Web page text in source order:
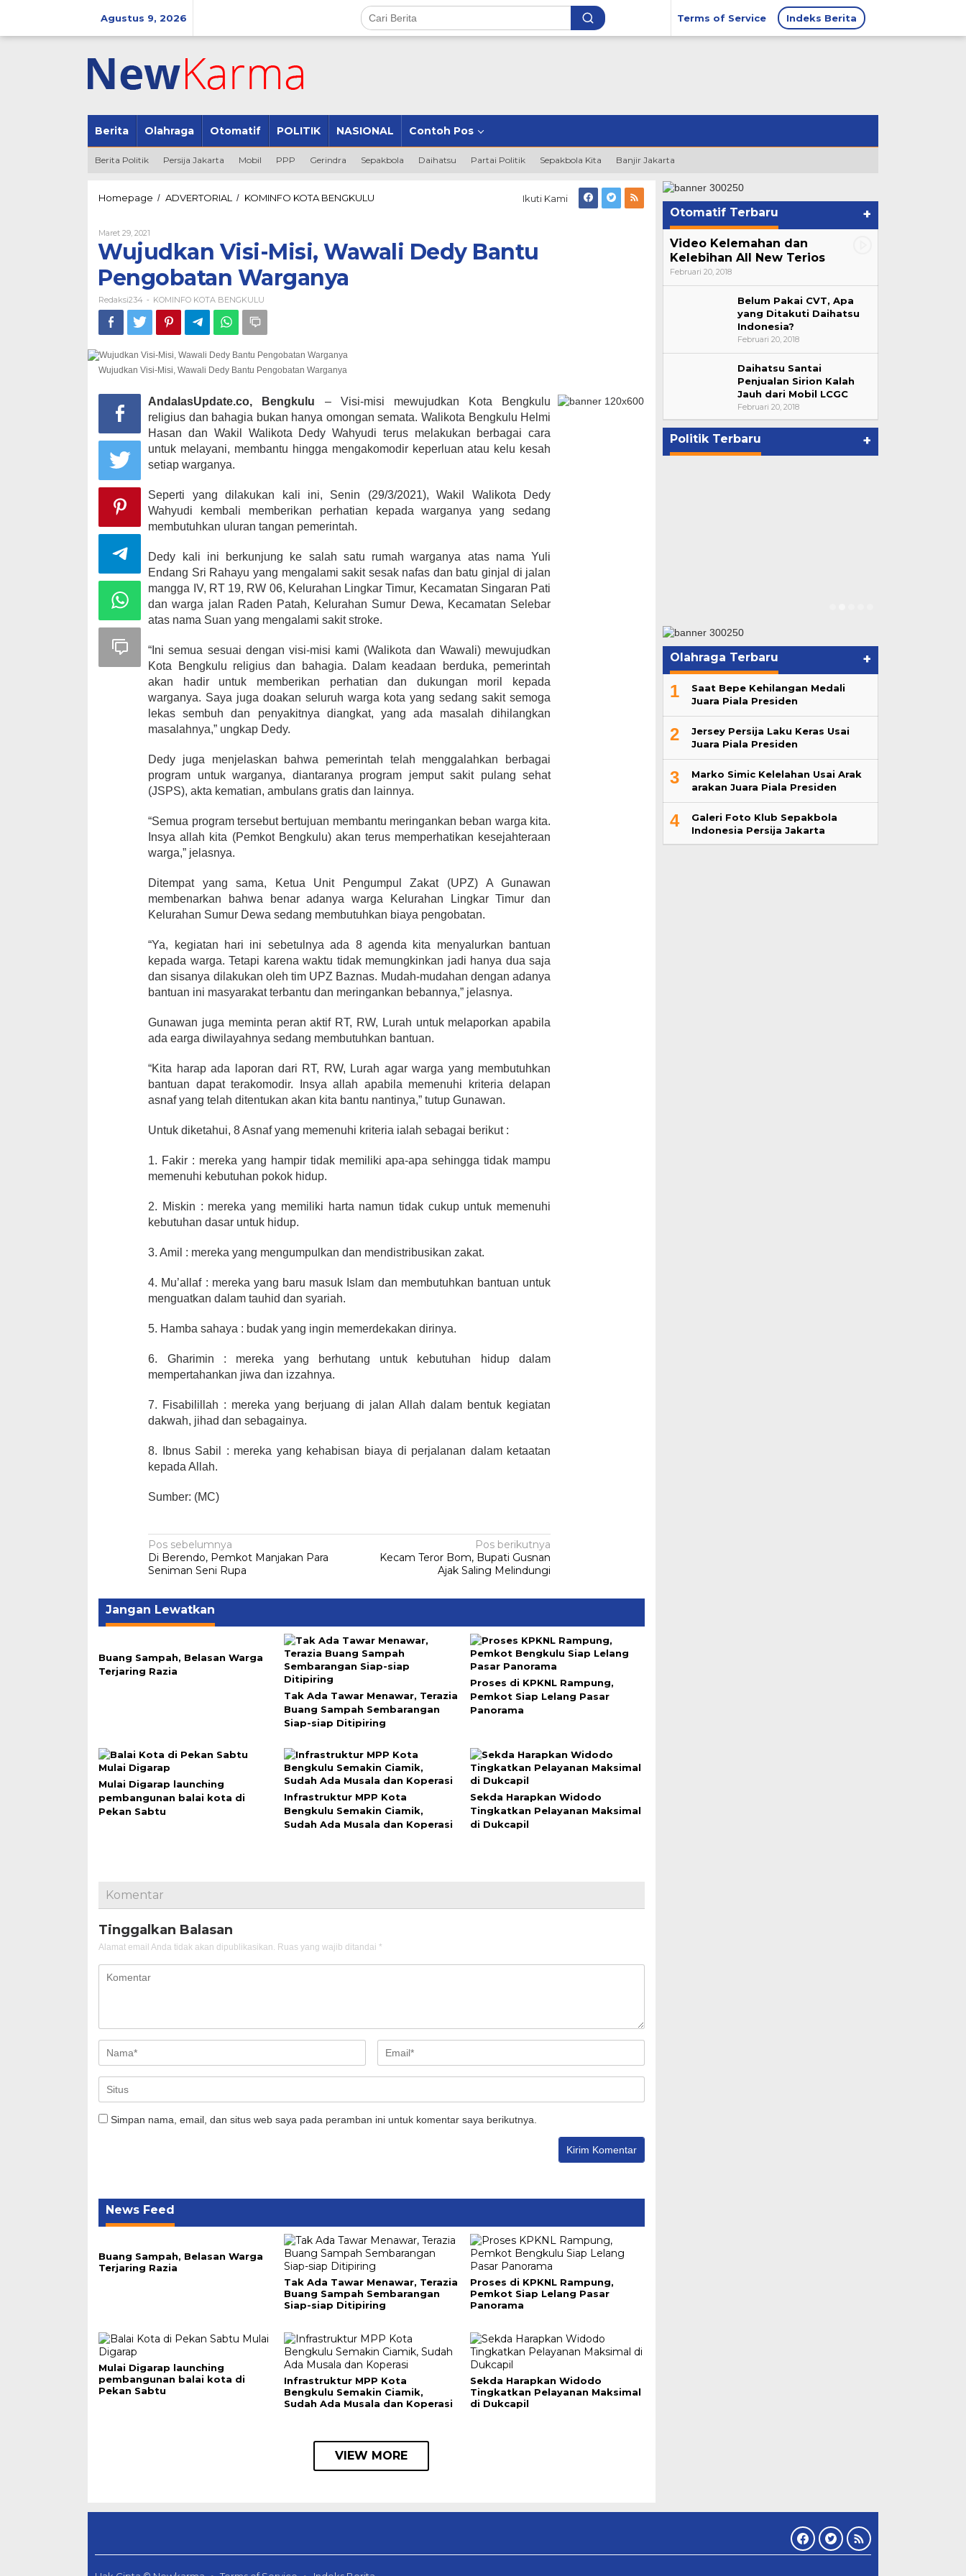
Agustus 9, 2026 Terms of Service Indeks Berita
Berita Olahraga Otomatif POLITIK NASIONAL Contoh Pos
Berita Politik Persija Jakarta Mobil PPP Gerindra Sepakbola Daihatsu Partai Politik Sepakbola Kita Banjir Jakarta
Homepage / ADVERTORIAL / KOMINFO KOTA BENGKULU
Dedy
Bantu
Ikuti Kami
Maret 29, 2021
Redaksi234
Wujudkan Visi-Misi, Wawali Dedy Bantu
Pengobatan Warganya
Redaksi234 - KOMINFO KOTA BENGKULU
Wujudkan Visi-Misi, Wawali Dedy Bantu Pengobatan Warganya
AndalasUpdate.co, Bengkulu – Visi-misi mewujudkan Kota Bengkulu
religius dan bahagia bukan hanya omongan semata. Walikota Bengkulu Helmi
Hasan dan Wakil Walikota Dedy Wahyudi terus melakukan berbagai cara
untuk melayani, membantu hingga mengakomodir keperluan atau kelu kesah
setiap warganya.
Seperti yang dilakukan kali ini, Senin (29/3/2021), Wakil Walikota Dedy
Wahyudi kembali memberikan perhatian kepada warganya yang sedang
membutuhkan uluran tangan pemerintah.
Dedy kali ini berkunjung ke salah satu rumah warganya atas nama Yuli
Endang Sri Rahayu yang mengalami sakit sesak nafas dan batu ginjal di jalan
mangga IV, RT 19, RW 06, Kelurahan Lingkar Timur, Kecamatan Singaran Pati
dan warga jalan Raden Patah, Kelurahan Sumur Dewa, Kecamatan Selebar
atas nama Suan yang mengalami sakit stroke.
“Ini semua sesuai dengan visi-misi kami (Walikota dan Wawali) mewujudkan
Kota Bengkulu religius dan bahagia. Dalam keadaan berduka, pemerintah
akan hadir untuk memberikan perhatian dan dukungan moril kepada
warganya. Saya juga doakan seluruh warga kota yang sedang sakit semoga
lekas sembuh dan penyakitnya diangkat, yang ada masalah dihilangkan
masalahnya,” ungkap Dedy.
Dedy juga menjelaskan bahwa pemerintah telah menggalahkan berbagai
program untuk warganya, diantaranya program jemput sakit pulang sehat
(JSPS), akta kematian, ambulans gratis dan lainnya.
“Semua program tersebut bertujuan membantu meringankan beban warga kita.
Insya allah kita (Pemkot Bengkulu) akan terus memperhatikan kesejahteraan
warga,” jelasnya.
Ditempat yang sama, Ketua Unit Pengumpul Zakat (UPZ) A Gunawan
membenarkan bahwa benar adanya warga Kelurahan Lingkar Timur dan
Kelurahan Sumur Dewa sedang membutuhkan biaya pengobatan.
“Ya, kegiatan hari ini sebetulnya ada 8 agenda kita menyalurkan bantuan
kepada warga. Tetapi karena waktu tidak memungkinkan jadi hanya dua saja
dan sisanya dilakukan oleh tim UPZ Baznas. Mudah-mudahan dengan adanya
bantuan ini masyarakat terbantu dan meringankan bebannya,” jelasnya.
Gunawan juga meminta peran aktif RT, RW, Lurah untuk melaporkan apabila
ada earga diwilayahnya sedang membutuhkan bantuan.
“Kita harap ada laporan dari RT, RW, Lurah agar warga yang membutuhkan
bantuan dapat terakomodir. Insya allah apabila memenuhi kriteria delapan
asnaf yang telah ditentukan akan kita bantu nantinya,” tutup Gunawan.
Untuk diketahui, 8 Asnaf yang memenuhi kriteria ialah sebagai berikut :
1. Fakir : mereka yang hampir tidak memiliki apa-apa sehingga tidak mampu
memenuhi kebutuhan pokok hidup.
2. Miskin : mereka yang memiliki harta namun tidak cukup untuk memenuhi
kebutuhan dasar untuk hidup.
3. Amil : mereka yang mengumpulkan dan mendistribusikan zakat.
4. Mu’allaf : mereka yang baru masuk Islam dan membutuhkan bantuan untuk
menguatkan dalam tauhid dan syariah.
5. Hamba sahaya : budak yang ingin memerdekakan dirinya.
6. Gharimin : mereka yang berhutang untuk kebutuhan hidup dalam
mempertahankan jiwa dan izzahnya.
7. Fisabilillah : mereka yang berjuang di jalan Allah dalam bentuk kegiatan
dakwah, jihad dan sebagainya.
8. Ibnus Sabil : mereka yang kehabisan biaya di perjalanan dalam ketaatan
kepada Allah.
Sumber: (MC)
Navigasi
pos
Pos sebelumnya
Di Berendo, Pemkot Manjakan Para
Seniman Seni Rupa
Pos berikutnya
Kecam Teror Bom, Bupati Gusnan
Ajak Saling Melindungi
Jangan Lewatkan
Buang Sampah, Belasan Warga
Terjaring Razia
Tak Ada Tawar Menawar, Terazia
Buang Sampah Sembarangan
Siap-siap Ditipiring
Proses di KPKNL Rampung,
Pemkot Siap Lelang Pasar
Panorama
Mulai Digarap launching
pembangunan balai kota di
Pekan Sabtu
Infrastruktur MPP Kota
Bengkulu Semakin Ciamik,
Sudah Ada Musala dan Koperasi
Sekda Harapkan Widodo
Tingkatkan Pelayanan Maksimal
di Dukcapil
Komentar
Tinggalkan Balasan
Alamat email Anda tidak akan dipublikasikan. Ruas yang wajib ditandai *
Simpan nama, email, dan situs web saya pada peramban ini untuk komentar saya berikutnya.
News Feed
Buang Sampah, Belasan Warga
Terjaring Razia
Tak Ada Tawar Menawar, Terazia
Buang Sampah Sembarangan
Siap-siap Ditipiring
Proses di KPKNL Rampung,
Pemkot Siap Lelang Pasar
Panorama
Mulai Digarap launching
pembangunan balai kota di
Pekan Sabtu
Infrastruktur MPP Kota
Bengkulu Semakin Ciamik,
Sudah Ada Musala dan Koperasi
Sekda Harapkan Widodo
Tingkatkan Pelayanan Maksimal
di Dukcapil
VIEW MORE
Otomatif Terbaru +
Video Kelemahan dan
Kelebihan All New Terios
Februari 20, 2018
Belum Pakai CVT, Apa
yang Ditakuti Daihatsu
Indonesia?
Februari 20, 2018
Daihatsu Santai
Penjualan Sirion Kalah
Jauh dari Mobil LCGC
Februari 20, 2018
Politik Terbaru +
Kabupaten Kaur Janjikan Satu
desa Satu Ambulans
Di KOMINFO KOTA BENGKULU,
POLITIK
| November 1, 2020
393 Peserta MTQ ke-XXXV Siap
Tempur Rebut Juara Dibuka
Gubernur Rohidin
Bupati Ahmad Hijazi, Hadiri
Paripurna Hasil Penetapan
Paslon Bupati dan Wabup Te…
LEBONG
Januari 29, 2021
Olahraga Terbaru +
1
Saat Bepe Kehilangan Medali
Juara Piala Presiden
2
Jersey Persija Laku Keras Usai
Juara Piala Presiden
3
Marko Simic Kelelahan Usai Arak
arakan Juara Piala Presiden
4
Galeri Foto Klub Sepakbola
Indonesia Persija Jakarta